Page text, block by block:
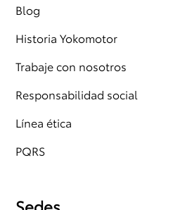
Blog
Historia Yokomotor
Trabaje con nosotros
Responsabilidad social
Línea ética
PQRS